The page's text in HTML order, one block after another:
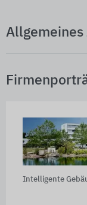
Allgemeines
Intelligente